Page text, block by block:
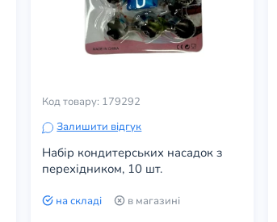
Код товару: 179292
Залишити відгук
Набір кондитерських насадок з
перехідником, 10 шт.
на складі в магазині